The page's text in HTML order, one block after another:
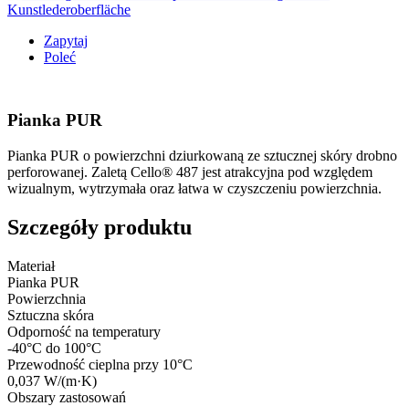
Zapytaj
Poleć
Pianka PUR
Pianka PUR o powierzchni dziurkowaną ze sztucznej skóry drobno
perforowanej. Zaletą Cello® 487 jest atrakcyjna pod względem
wizualnym, wytrzymała oraz łatwa w czyszczeniu powierzchnia.
Szczegóły produktu
Materiał
Pianka PUR
Powierzchnia
Sztuczna skóra
Odporność na temperatury
-40°C do 100°C
Przewodność cieplna przy 10°C
0,037 W/(m·K)
Obszary zastosowań